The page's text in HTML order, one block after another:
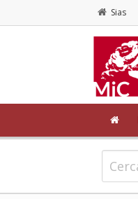
Sias